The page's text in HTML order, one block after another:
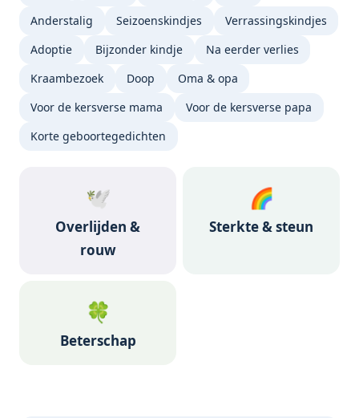
Anderstalig
Seizoenskindjes
Verrassingskindjes
Adoptie
Bijzonder kindje
Na eerder verlies
Kraambezoek
Doop
Oma & opa
Voor de kersverse mama
Voor de kersverse papa
Korte geboortegedichten
🕊️
Overlijden &
rouw
🌈
Sterkte & steun
🍀
Beterschap